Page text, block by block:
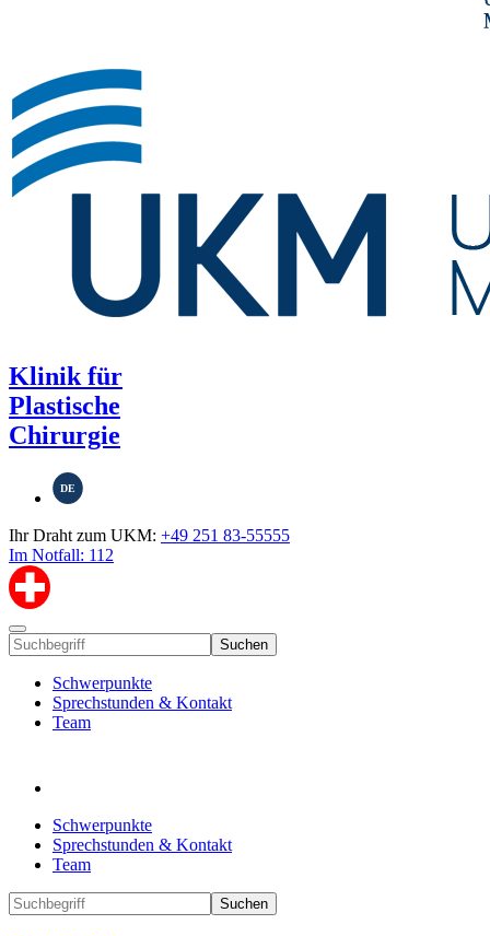
Klinik für
Plastische
Chirurgie
DE
Ihr Draht zum UKM: +49 251 83-55555
Im Notfall: 112
Suchen
Schwerpunkte
Sprechstunden & Kontakt
Team
Schwerpunkte
Sprechstunden & Kontakt
Team
Suchen